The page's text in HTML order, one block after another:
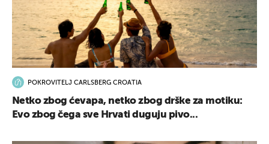
POKROVITELJ CARLSBERG CROATIA
Netko zbog ćevapa, netko zbog drške za motiku:
Evo zbog čega sve Hrvati duguju pivo...